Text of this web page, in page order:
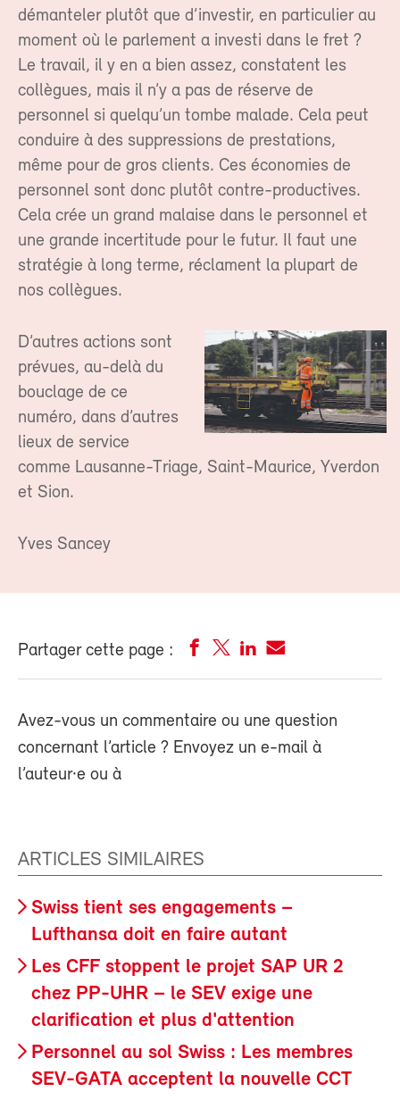
démanteler plutôt que d’investir, en particulier au
moment où le parlement a investi dans le fret ?
Le travail, il y en a bien assez, constatent les
collègues, mais il n’y a pas de réserve de
personnel si quelqu’un tombe malade. Cela peut
conduire à des suppressions de prestations,
même pour de gros clients. Ces économies de
personnel sont donc plutôt contre-productives.
Cela crée un grand malaise dans le personnel et
une grande incertitude pour le futur. Il faut une
stratégie à long terme, réclament la plupart de
nos collègues.
D’autres actions sont
prévues, au-delà du
bouclage de ce
numéro, dans d’autres
lieux de service
comme Lausanne-Triage, Saint-Maurice, Yverdon
et Sion.
Yves Sancey
Partager cette page :
Avez-vous un commentaire ou une question
concernant l’article ? Envoyez un e-mail à
l’auteur·e ou à
ARTICLES SIMILAIRES
Swiss tient ses engagements –
Lufthansa doit en faire autant
Les CFF stoppent le projet SAP UR 2
chez PP-UHR – le SEV exige une
clarification et plus d'attention
Personnel au sol Swiss : Les membres
SEV-GATA acceptent la nouvelle CCT